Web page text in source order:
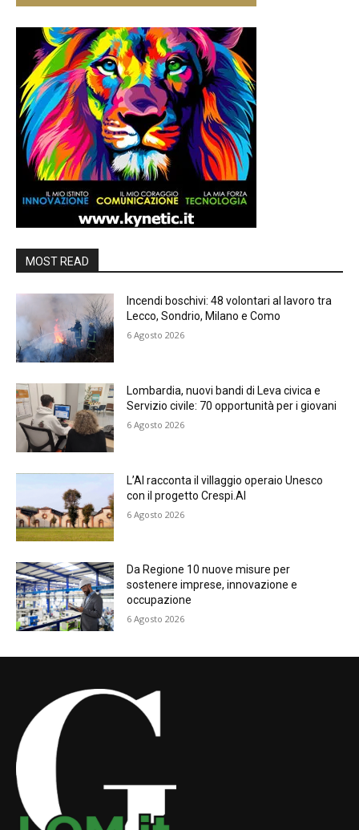
MOST READ
Incendi boschivi: 48 volontari al lavoro tra
Lecco, Sondrio, Milano e Como
6 Agosto 2026
Lombardia, nuovi bandi di Leva civica e
Servizio civile: 70 opportunità per i giovani
6 Agosto 2026
L’AI racconta il villaggio operaio Unesco
con il progetto Crespi.AI
6 Agosto 2026
Da Regione 10 nuove misure per
sostenere imprese, innovazione e
occupazione
6 Agosto 2026